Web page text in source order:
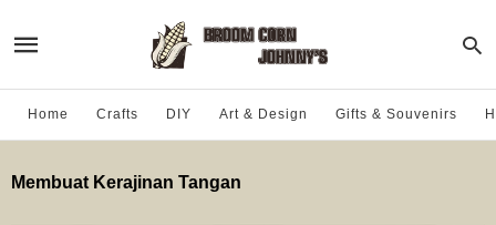
Home Crafts DIY Art & Design Gifts & Souvenirs
Membuat Kerajinan Tangan